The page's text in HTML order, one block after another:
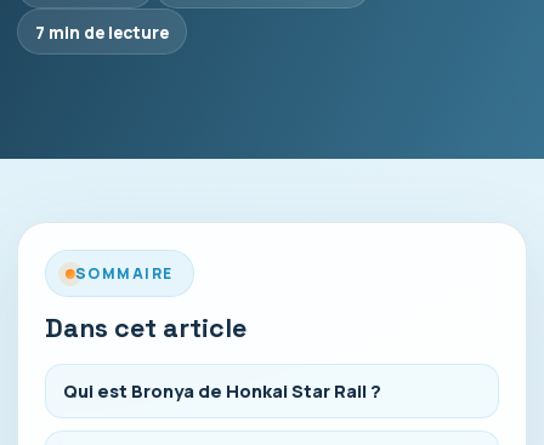
7 min de lecture
SOMMAIRE
Dans cet article
Qui est Bronya de Honkai Star Rail ?